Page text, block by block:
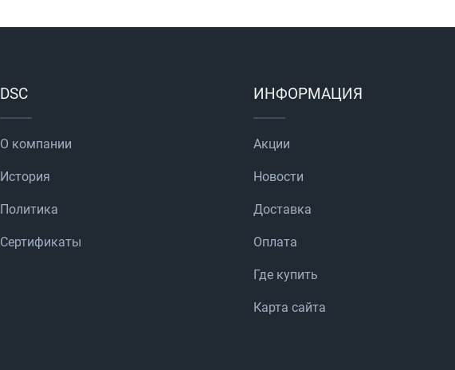
DSC
О компании
История
Политика
Сертификаты
ИНФОРМАЦИЯ
Акции
Новости
Доставка
Оплата
Где купить
Карта сайта